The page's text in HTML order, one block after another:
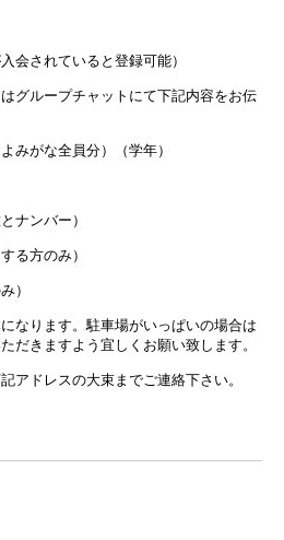
会されていると登録可能）
グループチャットにて下記内容をお伝
みがな全員分）（学年）
ナンバー）
る方のみ）
）
なります。駐車場がいっぱいの場合は
だきますよう宜しくお願い致します。
アドレスの大束までご連絡下さい。